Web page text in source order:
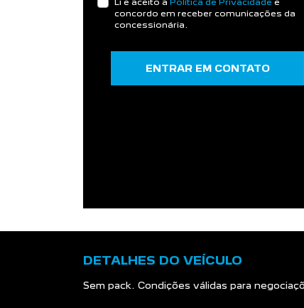
concordo em receber comunicações da
concessionária.
ENTRAR EM CONTATO
DETALHES DO VEÍCULO
Sem pack. Condições válidas para